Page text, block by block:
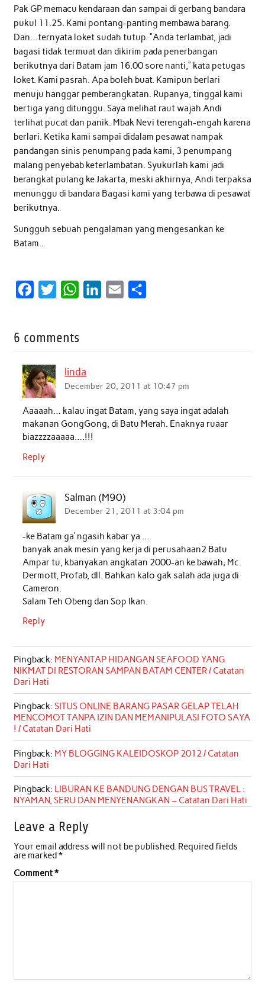
Pak GP memacu kendaraan dan sampai di gerbang bandara
pukul 11.25. Kami pontang-panting membawa barang.
Dan…ternyata loket sudah tutup. “Anda terlambat, jadi
bagasi tidak termuat dan dikirim pada penerbangan
berikutnya dari Batam jam 16.00 sore nanti,” kata petugas
loket. Kami pasrah. Apa boleh buat. Kamipun berlari
menuju hanggar pemberangkatan. Rupanya, tinggal kami
bertiga yang ditunggu. Saya melihat raut wajah Andi
terlihat pucat dan panik. Mbak Nevi terengah-engah karena
berlari. Ketika kami sampai didalam pesawat nampak
pandangan sinis penumpang pada kami, 3 penumpang
malang penyebab keterlambatan. Syukurlah kami jadi
berangkat pulang ke Jakarta, meski akhirnya, Andi terpaksa
menunggu di bandara Bagasi kami yang terbawa di pesawat
berikutnya.
Sungguh sebuah pengalaman yang mengesankan ke
Batam..
e
o
o
k
t
W
t
A
p
n
6 comments
linda
December 20, 2011 at 10:47 pm
Aaaaah… kalau ingat Batam, yang saya ingat adalah
makanan GongGong, di Batu Merah. Enaknya ruaar
biazzzzaaaaa….!!!
Reply
Salman (M90)
December 21, 2011 at 3:04 pm
-ke Batam ga’ ngasih kabar ya …
banyak anak mesin yang kerja di perusahaan2 Batu
Ampar tu, kbanyakan angkatan 2000-an ke bawah; Mc.
Dermott, Profab, dll. Bahkan kalo gak salah ada juga di
Cameron.
Salam Teh Obeng dan Sop Ikan.
Reply
Pingback: MENYANTAP HIDANGAN SEAFOOD YANG
NIKMAT DI RESTORAN SAMPAN BATAM CENTER / Catatan
Dari Hati
Pingback: SITUS ONLINE BARANG PASAR GELAP TELAH
MENCOMOT TANPA IZIN DAN MEMANIPULASI FOTO SAYA
! / Catatan Dari Hati
Pingback: MY BLOGGING KALEIDOSKOP 2012 / Catatan
Dari Hati
Pingback: LIBURAN KE BANDUNG DENGAN BUS TRAVEL :
NYAMAN, SERU DAN MENYENANGKAN – Catatan Dari Hati
Leave a Reply
Your email address will not be published. Required fields
are marked*
Comment*